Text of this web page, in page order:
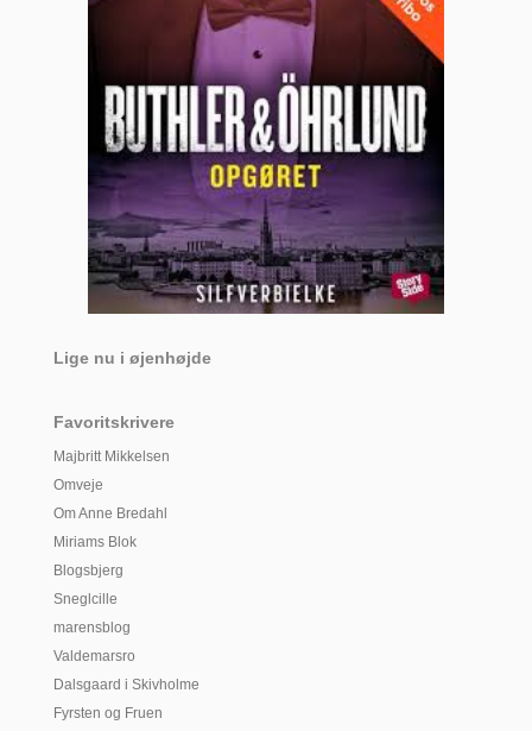
Lige nu i øjenhøjde
Favoritskrivere
Majbritt Mikkelsen
Omveje
Om Anne Bredahl
Miriams Blok
Blogsbjerg
Sneglcille
marensblog
Valdemarsro
Dalsgaard i Skivholme
Fyrsten og Fruen